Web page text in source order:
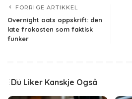
FORRIGE ARTIKKEL
Overnight oats oppskrift: den
late frokosten som faktisk
funker
Du Liker Kanskje Også